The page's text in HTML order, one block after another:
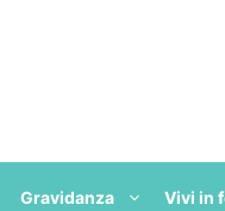
Gravidanza Vivi in